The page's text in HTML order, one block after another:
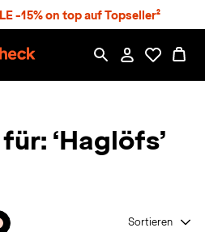
-15% on top auf Topseller²
‘Haglöfs’
Sortieren